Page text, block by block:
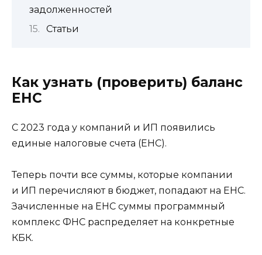
задолженностей
Статьи
Как узнать (проверить) баланс
ЕНС
С 2023 года у компаний и ИП появились
единые налоговые счета (ЕНС).
Теперь почти все суммы, которые компании
и ИП перечисляют в бюджет, попадают на ЕНС.
Зачисленные на ЕНС суммы программный
комплекс ФНС распределяет на конкретные
КБК.